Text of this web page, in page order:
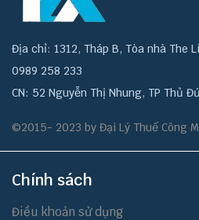
Địa chỉ: 1312, Tháp B, Tòa nhà The
0989 258 233
CN: 52 Nguyễn Thị Nhung, TP Thủ
©2015- 2023 by Đại Lý Thuế Công
Chính sách
Điều khoản sử dụng